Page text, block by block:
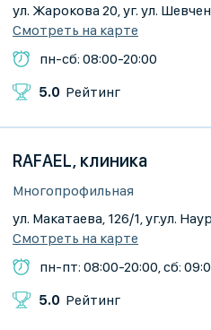
ул. Жарокова 20, уг. ул.
Смотреть на карте
пн-сб: 08:00-20:00
5.0 Рейтинг
RAFAEL, клиника
Многопрофильная
ул. Макатаева, 126/1, уг.ул.
Смотреть на карте
пн-пт: 08:00-20:00, сб:
5.0 Рейтинг